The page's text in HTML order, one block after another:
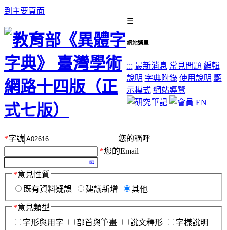
到主要頁面
☰
網站選單
::: 最新消息 常見問題 編輯
說明 字典附錄 使用說明 顯
示模式 網站導覽
EN
*字號
您的稱呼
*您的Email
*意見性質
既有資料疑誤
建議新增 其他
*意見類型
字形與用字
部首與筆畫 說文釋形
字樣說明